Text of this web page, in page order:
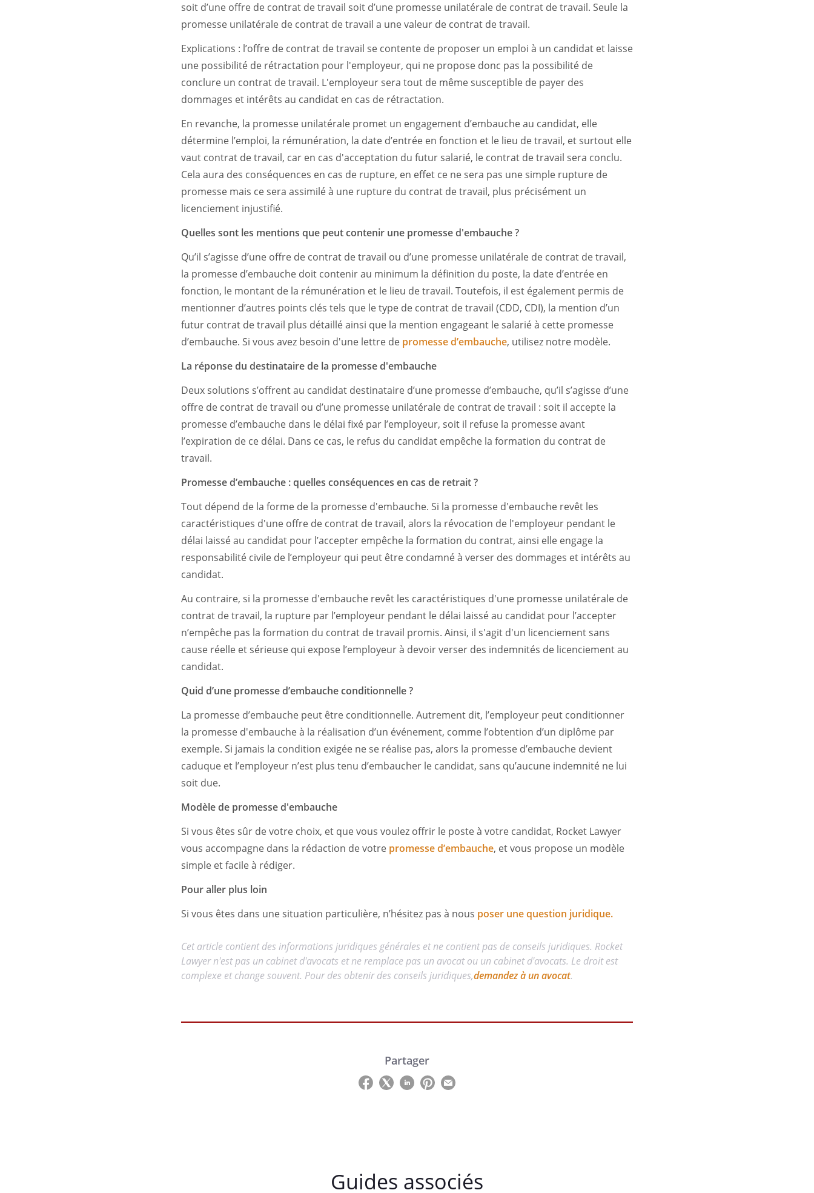
soit d’une offre de contrat de travail soit d’une promesse unilatérale de contrat de travail. Seule la
promesse unilatérale de contrat de travail a une valeur de contrat de travail.
Explications : l’offre de contrat de travail se contente de proposer un emploi à un candidat et laisse
une possibilité de rétractation pour l'employeur, qui ne propose donc pas la possibilité de
conclure un contrat de travail. L'employeur sera tout de même susceptible de payer des
dommages et intérêts au candidat en cas de rétractation.
En revanche, la promesse unilatérale promet un engagement d’embauche au candidat, elle
détermine l’emploi, la rémunération, la date d’entrée en fonction et le lieu de travail, et surtout elle
vaut contrat de travail, car en cas d'acceptation du futur salarié, le contrat de travail sera conclu.
Cela aura des conséquences en cas de rupture, en effet ce ne sera pas une simple rupture de
promesse mais ce sera assimilé à une rupture du contrat de travail, plus précisément un
licenciement injustifié.
Quelles sont les mentions que peut contenir une promesse d'embauche ?
Qu’il s’agisse d’une offre de contrat de travail ou d’une promesse unilatérale de contrat de travail,
la promesse d’embauche doit contenir au minimum la définition du poste, la date d’entrée en
fonction, le montant de la rémunération et le lieu de travail. Toutefois, il est également permis de
mentionner d’autres points clés tels que le type de contrat de travail (CDD, CDI), la mention d’un
futur contrat de travail plus détaillé ainsi que la mention engageant le salarié à cette promesse
d’embauche. Si vous avez besoin d'une lettre de promesse d’embauche, utilisez notre modèle.
La réponse du destinataire de la promesse d'embauche
Deux solutions s’offrent au candidat destinataire d’une promesse d’embauche, qu’il s’agisse d’une
offre de contrat de travail ou d’une promesse unilatérale de contrat de travail : soit il accepte la
promesse d’embauche dans le délai fixé par l’employeur, soit il refuse la promesse avant
l’expiration de ce délai. Dans ce cas, le refus du candidat empêche la formation du contrat de
travail.
Promesse d’embauche : quelles conséquences en cas de retrait ?
Tout dépend de la forme de la promesse d'embauche. Si la promesse d'embauche revêt les
caractéristiques d'une offre de contrat de travail, alors la révocation de l'employeur pendant le
délai laissé au candidat pour l’accepter empêche la formation du contrat, ainsi elle engage la
responsabilité civile de l’employeur qui peut être condamné à verser des dommages et intérêts au
candidat.
Au contraire, si la promesse d'embauche revêt les caractéristiques d'une promesse unilatérale de
contrat de travail, la rupture par l’employeur pendant le délai laissé au candidat pour l’accepter
n’empêche pas la formation du contrat de travail promis. Ainsi, il s'agit d'un licenciement sans
cause réelle et sérieuse qui expose l’employeur à devoir verser des indemnités de licenciement au
candidat.
Quid d’une promesse d’embauche conditionnelle ?
La promesse d’embauche peut être conditionnelle. Autrement dit, l’employeur peut conditionner
la promesse d'embauche à la réalisation d’un événement, comme l’obtention d’un diplôme par
exemple. Si jamais la condition exigée ne se réalise pas, alors la promesse d’embauche devient
caduque et l’employeur n’est plus tenu d’embaucher le candidat, sans qu’aucune indemnité ne lui
soit due.
Modèle de promesse d'embauche
Si vous êtes sûr de votre choix, et que vous voulez offrir le poste à votre candidat, Rocket Lawyer
vous accompagne dans la rédaction de votre promesse d’embauche, et vous propose un modèle
simple et facile à rédiger.
Pour aller plus loin
Si vous êtes dans une situation particulière, n’hésitez pas à nous poser une question juridique.
Cet article contient des informations juridiques générales et ne contient pas de conseils juridiques. Rocket
Lawyer n'est pas un cabinet d'avocats et ne remplace pas un avocat ou un cabinet d'avocats. Le droit est
complexe et change souvent. Pour des obtenir des conseils juridiques,demandez à un avocat.
Partager
Guides associés